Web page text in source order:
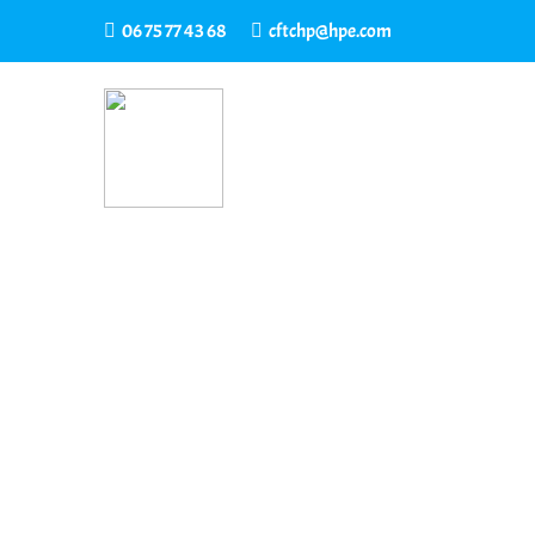
06 75 77 43 68 cftchp@hpe.com